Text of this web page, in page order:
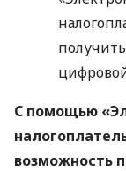
С помощью
возможность